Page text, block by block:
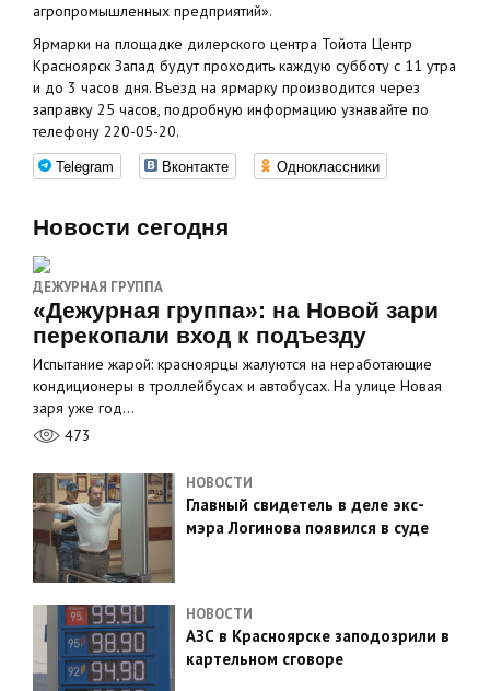
агропромышленных предприятий».
Ярмарки на площадке дилерского центра Тойота Центр
Красноярск Запад будут проходить каждую субботу с 11 утра
и до 3 часов дня. Въезд на ярмарку производится через
заправку 25 часов, подробную информацию узнавайте по
телефону 220-05-20.
Telegram Вконтакте Одноклассники
Новости сегодня
ДЕЖУРНАЯ ГРУППА
«Дежурная группа»: на Новой зари
перекопали вход к подъезду
Испытание жарой: красноярцы жалуются на неработающие
кондиционеры в троллейбусах и автобусах. На улице Новая
заря уже год…
473
НОВОСТИ
Главный свидетель в деле экс-
мэра Логинова появился в суде
НОВОСТИ
АЗС в Красноярске заподозрили в
картельном сговоре